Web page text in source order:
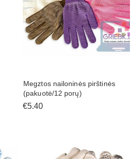
Megztos nailoninės pirštinės
(pakuotė/12 porų)
€5.40